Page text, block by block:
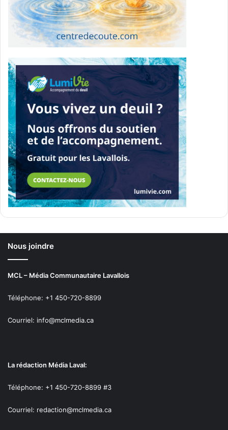
Nous joindre
MCL – Média Communautaire Lavallois
Téléphone: +1 450-720-8899
Courriel: info@mclmedia.ca
La rédaction Média Laval:
Téléphone: +1 450-720-8899 #3
Courriel: redaction@mclmedia.ca